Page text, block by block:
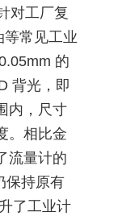
对工厂复
等常见工业
的
背光，即
内，尺寸
。相比金
流量计的
保持原有
了工业计